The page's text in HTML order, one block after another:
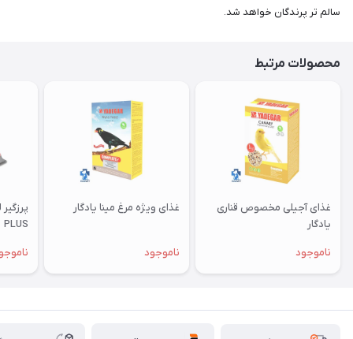
سالم تر پرندگان خواهد شد.
محصولات مرتبط
غذای آجیلی مخصوص قناری
یادگار
ناموجود
غذای ویژه مرغ مینا یادگار
ناموجود
PLUS